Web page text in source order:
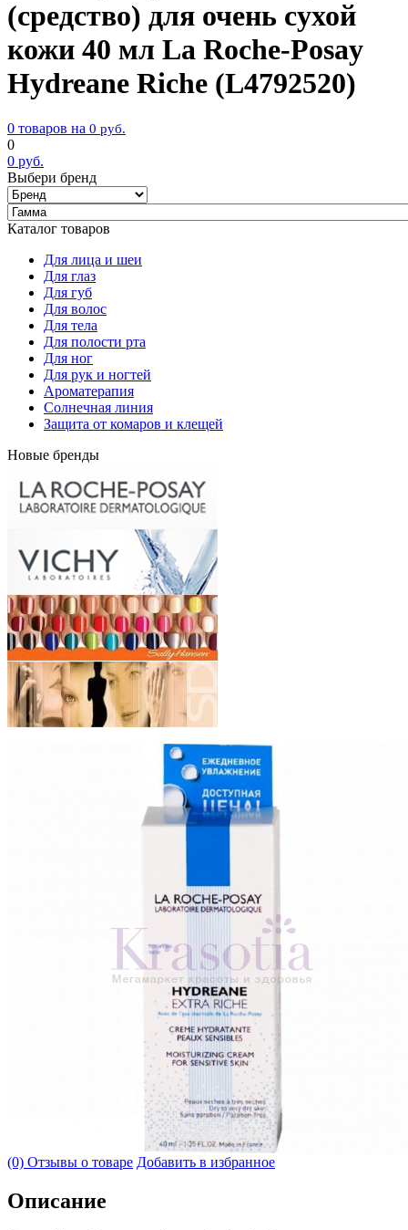
(средство) для очень сухой
кожи 40 мл La Roche-Posay
Hydreane Riche (L4792520)
0 товаров на 0 руб.
0
0 руб.
Выбери бренд
Каталог товаров
Для лица и шеи
Для глаз
Для губ
Для волос
Для тела
Для полости рта
Для ног
Для рук и ногтей
Ароматерапия
Солнечная линия
Защита от комаров и клещей
Новые бренды
(0) Отзывы о товаре Добавить в избранное
Описание